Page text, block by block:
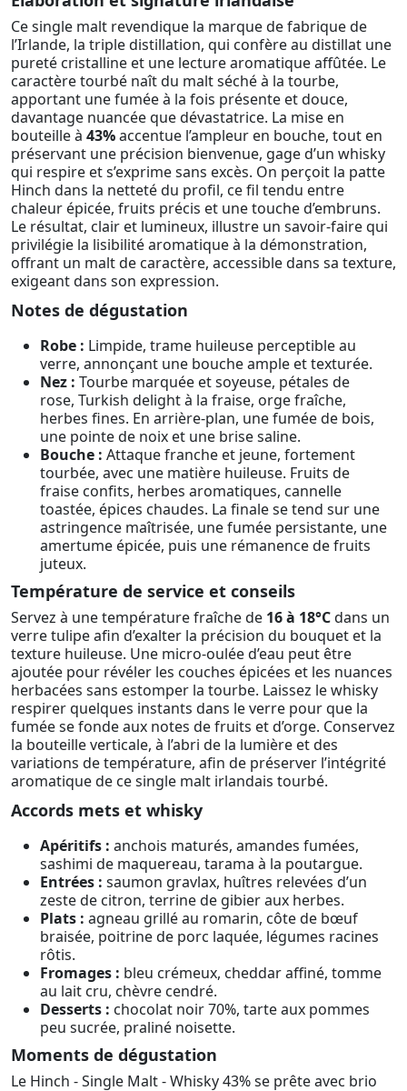
Ce single malt revendique la marque de fabrique de
l’Irlande, la triple distillation, qui confère au distillat une
pureté cristalline et une lecture aromatique affûtée. Le
caractère tourbé naît du malt séché à la tourbe,
apportant une fumée à la fois présente et douce,
davantage nuancée que dévastatrice. La mise en
bouteille à 43%accentue l’ampleur en bouche, tout en
préservant une précision bienvenue, gage d’un whisky
qui respire et s’exprime sans excès. On perçoit la patte
Hinch dans la netteté du profil, ce fil tendu entre
chaleur épicée, fruits précis et une touche d’embruns.
Le résultat, clair et lumineux, illustre un savoir-faire qui
privilégie la lisibilité aromatique à la démonstration,
offrant un malt de caractère, accessible dans sa texture,
exigeant dans son expression.
Notes de dégustation
Robe : Limpide, trame huileuse perceptible au
verre, annonçant une bouche ample et texturée.
Nez : Tourbe marquée et soyeuse, pétales de
rose, Turkish delight à la fraise, orge fraîche,
herbes fines. En arrière-plan, une fumée de bois,
une pointe de noix et une brise saline.
Bouche : Attaque franche et jeune, fortement
tourbée, avec une matière huileuse. Fruits de
fraise confits, herbes aromatiques, cannelle
toastée, épices chaudes. La finale se tend sur une
astringence maîtrisée, une fumée persistante, une
amertume épicée, puis une rémanence de fruits
juteux.
Température de service et conseils
Servez à une température fraîche de 16 à 18°Cdans un
verre tulipe afin d’exalter la précision du bouquet et la
texture huileuse. Une micro-oulée d’eau peut être
ajoutée pour révéler les couches épicées et les nuances
herbacées sans estomper la tourbe. Laissez le whisky
respirer quelques instants dans le verre pour que la
fumée se fonde aux notes de fruits et d’orge. Conservez
la bouteille verticale, à l’abri de la lumière et des
variations de température, afin de préserver l’intégrité
aromatique de ce single malt irlandais tourbé.
Accords mets et whisky
Apéritifs : anchois maturés, amandes fumées,
sashimi de maquereau, tarama à la poutargue.
Entrées : saumon gravlax, huîtres relevées d’un
zeste de citron, terrine de gibier aux herbes.
Plats : agneau grillé au romarin, côte de bœuf
braisée, poitrine de porc laquée, légumes racines
rôtis.
Fromages : bleu crémeux, cheddar affiné, tomme
au lait cru, chèvre cendré.
Desserts : chocolat noir 70%, tarte aux pommes
peu sucrée, praliné noisette.
Moments de dégustation
Le Hinch - Single Malt - Whisky 43% se prête avec brio